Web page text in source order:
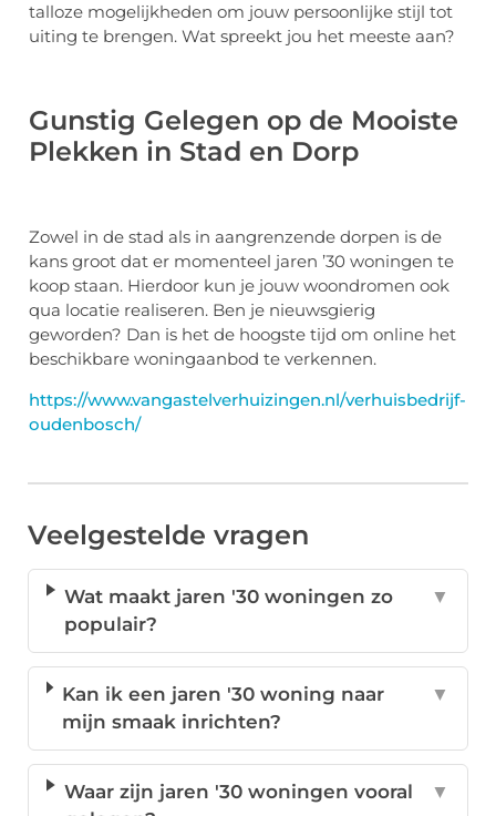
talloze mogelijkheden om jouw persoonlijke stijl tot
uiting te brengen. Wat spreekt jou het meeste aan?
Gunstig Gelegen op de Mooiste
Plekken in Stad en Dorp
Zowel in de stad als in aangrenzende dorpen is de
kans groot dat er momenteel jaren ’30 woningen te
koop staan. Hierdoor kun je jouw woondromen ook
qua locatie realiseren. Ben je nieuwsgierig
geworden? Dan is het de hoogste tijd om online het
beschikbare woningaanbod te verkennen.
https://www.vangastelverhuizingen.nl/verhuisbedrijf-
oudenbosch/
Veelgestelde vragen
Wat maakt jaren '30 woningen zo
populair?
▼
Kan ik een jaren '30 woning naar
mijn smaak inrichten?
▼
Waar zijn jaren '30 woningen vooral
▼